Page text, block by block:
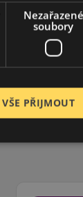
Nezařazené
soubory
VŠE PŘIJMOUT